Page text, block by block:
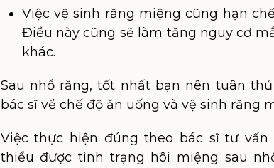
Việc vệ sinh răng miệng cũng hạn
Điều này cũng sẽ làm tăng nguy cơ
khác.
Sau nhổ răng, tốt nhất bạn nên tuân
bác sĩ về chế độ ăn uống và vệ sinh răng
Việc thực hiện đúng theo bác sĩ tư
thiểu được tình trạng hôi miệng sau